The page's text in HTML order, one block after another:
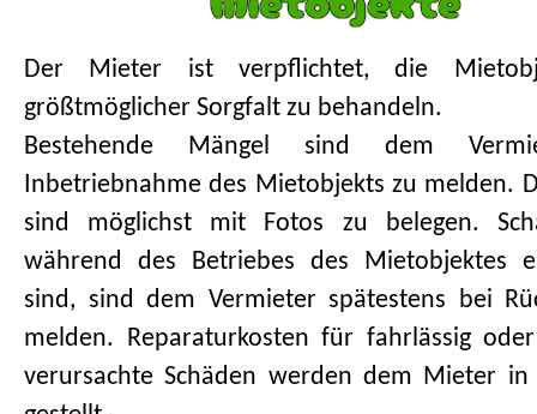
Der Mieter ist verpﬂichtet, die
größtmöglicher Sorgfalt zu behandeln.
Bestehende Mängel sind dem
Inbetriebnahme des Mietobjekts zu melden.
sind möglichst mit Fotos zu belegen.
während des Betriebes des Mietobjektes
sind, sind dem Vermieter spätestens bei
melden. Reparaturkosten für fahrlässig
verursachte Schäden werden dem Mieter in